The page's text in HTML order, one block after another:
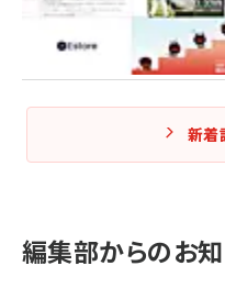
新着
編集部からのお